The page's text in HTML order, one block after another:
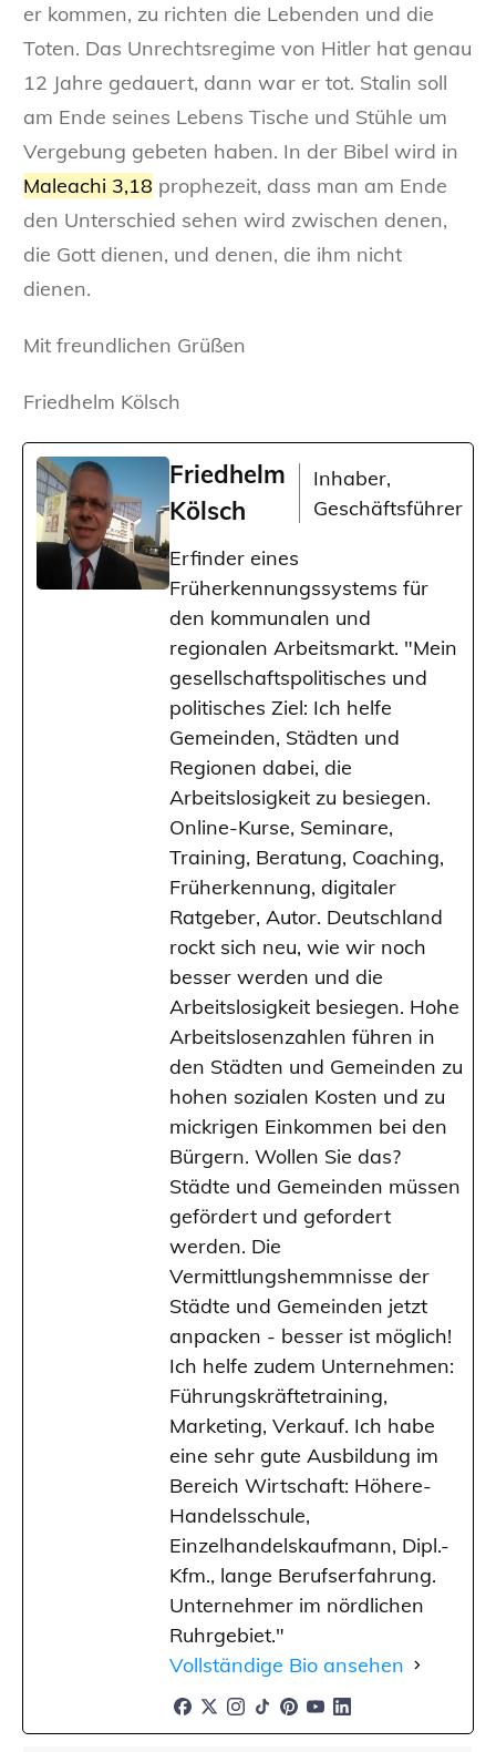
er kommen, zu richten die Lebenden und die
Toten. Das Unrechtsregime von Hitler hat genau
12 Jahre gedauert, dann war er tot. Stalin soll
am Ende seines Lebens Tische und Stühle um
Vergebung gebeten haben. In der Bibel wird in
Maleachi 3,18 prophezeit, dass man am Ende
den Unterschied sehen wird zwischen denen,
die Gott dienen, und denen, die ihm nicht
dienen.
Mit freundlichen Grüßen
Friedhelm Kölsch
Friedhelm
Kölsch
Inhaber,
Geschäftsführer
Erfinder eines
Früherkennungssystems für
den kommunalen und
regionalen Arbeitsmarkt. "Mein
gesellschaftspolitisches und
politisches Ziel: Ich helfe
Gemeinden, Städten und
Regionen dabei, die
Arbeitslosigkeit zu besiegen.
Online-Kurse, Seminare,
Training, Beratung, Coaching,
Früherkennung, digitaler
Ratgeber, Autor. Deutschland
rockt sich neu, wie wir noch
besser werden und die
Arbeitslosigkeit besiegen. Hohe
Arbeitslosenzahlen führen in
den Städten und Gemeinden zu
hohen sozialen Kosten und zu
mickrigen Einkommen bei den
Bürgern. Wollen Sie das?
Städte und Gemeinden müssen
gefördert und gefordert
werden. Die
Vermittlungshemmnisse der
Städte und Gemeinden jetzt
anpacken - besser ist möglich!
Ich helfe zudem Unternehmen:
Führungskräftetraining,
Marketing, Verkauf. Ich habe
eine sehr gute Ausbildung im
Bereich Wirtschaft: Höhere-
Handelsschule,
Einzelhandelskaufmann, Dipl.-
Kfm., lange Berufserfahrung.
Unternehmer im nördlichen
Ruhrgebiet."
Vollständige Bio ansehen